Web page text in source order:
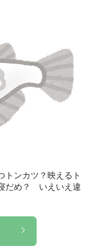
トンカツ？映えるト
だめ？ いえいえ違